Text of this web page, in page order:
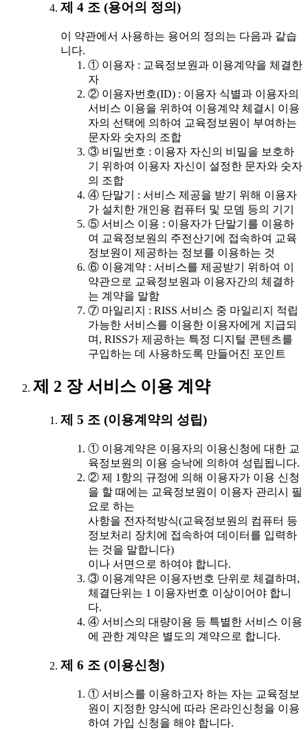
제 4 조 (용어의 정의)
이 약관에서 사용하는 용어의 정의는 다음과 같습
니다.
① 이용자 : 교육정보원과 이용계약을 체결한
자
② 이용자번호(ID) : 이용자 식별과 이용자의
서비스 이용을 위하여 이용계약 체결시 이용
자의 선택에 의하여 교육정보원이 부여하는
문자와 숫자의 조합
③ 비밀번호 : 이용자 자신의 비밀을 보호하
기 위하여 이용자 자신이 설정한 문자와 숫자
의 조합
④ 단말기 : 서비스 제공을 받기 위해 이용자
가 설치한 개인용 컴퓨터 및 모뎀 등의 기기
⑤ 서비스 이용 : 이용자가 단말기를 이용하
여 교육정보원의 주전산기에 접속하여 교육
정보원이 제공하는 정보를 이용하는 것
⑥ 이용계약 : 서비스를 제공받기 위하여 이
약관으로 교육정보원과 이용자간의 체결하
는 계약을 말함
⑦ 마일리지 : RISS 서비스 중 마일리지 적립
가능한 서비스를 이용한 이용자에게 지급되
며, RISS가 제공하는 특정 디지털 콘텐츠를
구입하는 데 사용하도록 만들어진 포인트
제 2 장 서비스 이용 계약
제 5 조 (이용계약의 성립)
① 이용계약은 이용자의 이용신청에 대한 교
육정보원의 이용 승낙에 의하여 성립됩니다.
② 제 1항의 규정에 의해 이용자가 이용 신청
을 할 때에는 교육정보원이 이용자 관리시 필
요로 하는
사항을 전자적방식(교육정보원의 컴퓨터 등
정보처리 장치에 접속하여 데이터를 입력하
는 것을 말합니다)
이나 서면으로 하여야 합니다.
③ 이용계약은 이용자번호 단위로 체결하며,
체결단위는 1 이용자번호 이상이어야 합니
다.
④ 서비스의 대량이용 등 특별한 서비스 이용
에 관한 계약은 별도의 계약으로 합니다.
제 6 조 (이용신청)
① 서비스를 이용하고자 하는 자는 교육정보
원이 지정한 양식에 따라 온라인신청을 이용
하여 가입 신청을 해야 합니다.